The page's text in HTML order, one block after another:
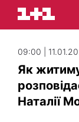
09:00 |
Як
Наталії